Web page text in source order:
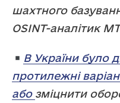
шахтного
OSINT-аналітик
В України було
протилежні
або зміцнити